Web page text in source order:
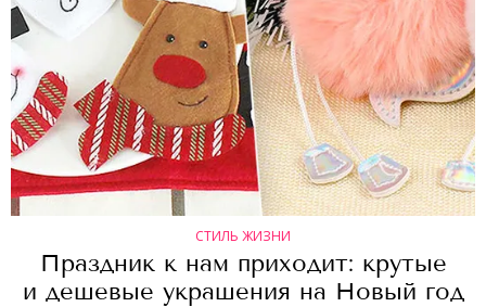
СТИЛЬ ЖИЗНИ
Праздник к нам приходит: крутые
и дешевые украшения на Новый год